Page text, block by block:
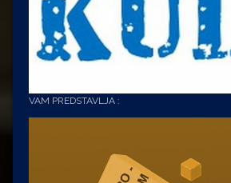
VAM PREDSTAVLJA :